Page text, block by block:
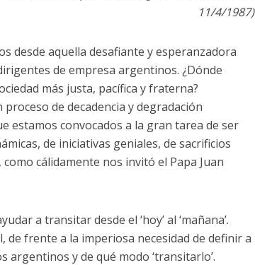
11/4/1987)
desde aquella desafiante y esperanzadora
de empresa argentinos. ¿Dónde
más justa, pacífica y fraterna?
de decadencia y degradación
estamos convocados a la gran tarea de ser
de iniciativas geniales, de sacrificios
cálidamente nos invitó el Papa Juan
a transitar desde el ‘hoy’ al ‘mañana’.
de frente a la imperiosa necesidad de definir a
argentinos y de qué modo ‘transitarlo’.